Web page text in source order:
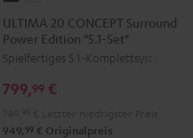
20
CONCEPT
Surround
Power
Edition
"5.1-
20
CONCEPT
Surround
Power
"5.1-
ULTIMA 20 CONCEPT Surround
Power Edition "5.1-Set"
Spielfertiges 5.1-Komplettsystem
799,99 €
949, 99 € Originalpreis